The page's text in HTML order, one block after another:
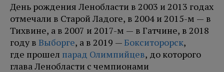
День рождения Ленобласти в 2003 и 2013 годах
отмечали в Старой Ладоге, в 2004 и 2015-м — в
Тихвине, а в 2007 и 2017-м — в Гатчине, в 2018
году в Выборге, а в 2019 —Бокситорорск,
где прошел парад Олимпийцев, до которого
глава Ленобласти с чемпионами